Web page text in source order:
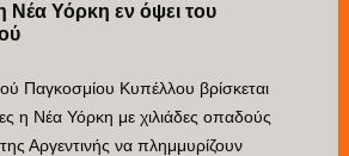
Νέα Υόρκη εν όψει του
Παγκοσμίου Κυπέλλου βρίσκεται
η Νέα Υόρκη με χιλιάδες οπαδούς
Αργεντινής να πλημμυρίζουν